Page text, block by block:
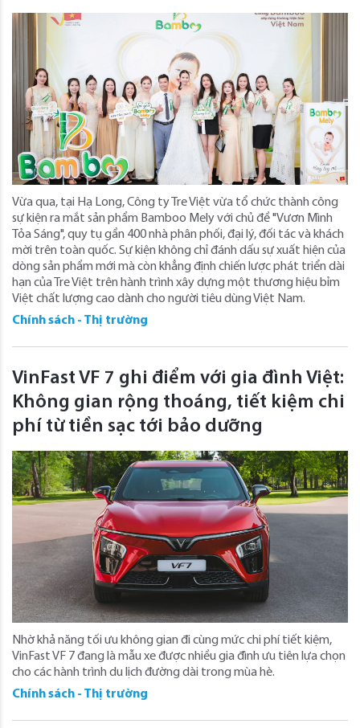
Vừa qua, tại Hạ Long, Công ty Tre Việt vừa tổ chức thành công
sự kiện ra mắt sản phẩm Bamboo Mely với chủ đề "Vươn Mình
Tỏa Sáng", quy tụ gần 400 nhà phân phối, đại lý, đối tác và khách
mời trên toàn quốc. Sự kiện không chỉ đánh dấu sự xuất hiện của
dòng sản phẩm mới mà còn khẳng định chiến lược phát triển dài
hạn của Tre Việt trên hành trình xây dựng một thương hiệu bỉm
Việt chất lượng cao dành cho người tiêu dùng Việt Nam.
Chính sách - Thị trường
VinFast VF 7 ghi điểm với gia đình Việt:
Không gian rộng thoáng, tiết kiệm chi
phí từ tiền sạc tới bảo dưỡng
Nhờ khả năng tối ưu không gian đi cùng mức chi phí tiết kiệm,
VinFast VF 7 đang là mẫu xe được nhiều gia đình ưu tiên lựa chọn
cho các hành trình du lịch đường dài trong mùa hè.
Chính sách - Thị trường